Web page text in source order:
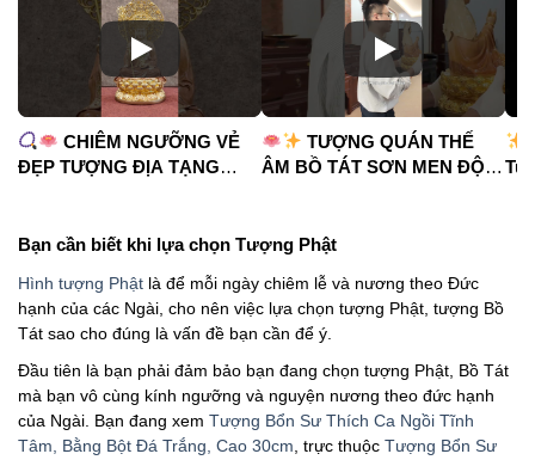
CHIÊM NGƯỠNG VẺ
ĐẸP TƯỢNG ĐỊA TẠNG
#tuongphat
TƯỢNG QUÁN THẾ
ÂM BỒ TÁT SƠN MEN ĐỘ
#nammoquantheambotat
Bạn cần biết khi lựa chọn Tượng Phật
Hình tượng Phật là để mỗi ngày chiêm lễ và nương theo Đức
hạnh của các Ngài, cho nên việc lựa chọn tượng Phật, tượng Bồ
Tát sao cho đúng là vấn đề bạn cần để ý.
Đầu tiên là bạn phải đảm bảo bạn đang chọn tượng Phật, Bồ Tát
mà bạn vô cùng kính ngưỡng và nguyện nương theo đức hạnh
của Ngài. Bạn đang xem Tượng Bổn Sư Thích Ca Ngồi Tĩnh
Tâm, Bằng Bột Đá Trắng, Cao 30cm , trực thuộc Tượng Bổn Sư